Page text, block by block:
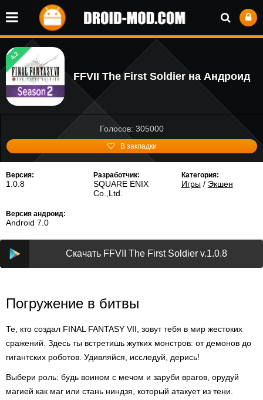
4.2
FFVII The First Soldier на Андроид
Голосов: 305000
В закладки
Версия:
1.0.8
Разработчик:
SQUARE ENIX
Co.,Ltd.
Категория:
Игры/ Экшен
Версия андроид:
Android 7.0
Скачать FFVII The First Soldier v.1.0.8
Погружение в битвы
Те, кто создал FINAL FANTASY VII, зовут тебя в мир жестоких
сражений. Здесь ты встретишь жутких монстров: от демонов до
гигантских роботов. Удивляйся, исследуй, дерись!
Выбери роль: будь воином с мечом и заруби врагов, орудуй
магией как маг или стань ниндзя, который атакует из тени.